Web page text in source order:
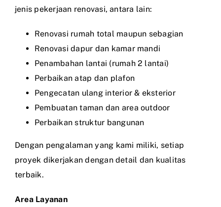
jenis pekerjaan renovasi, antara lain:
Renovasi rumah total maupun sebagian
Renovasi dapur dan kamar mandi
Penambahan lantai (rumah 2 lantai)
Perbaikan atap dan plafon
Pengecatan ulang interior & eksterior
Pembuatan taman dan area outdoor
Perbaikan struktur bangunan
Dengan pengalaman yang kami miliki, setiap
proyek dikerjakan dengan detail dan kualitas
terbaik.
Area Layanan